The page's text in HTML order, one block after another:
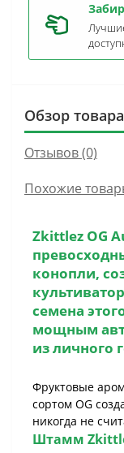
Обзор товара
Отзывов (0)
Похожие
Zkittlez OG
конопли,
семена
мощным
из личного
Фруктовые
сортом OG
никогда не
Штамм